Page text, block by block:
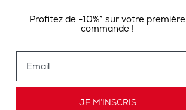
Profitez de -10%* sur votre première
commande !
JE M’INSCRIS